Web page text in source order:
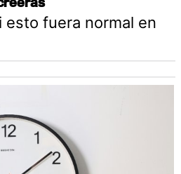
esto fuera normal en